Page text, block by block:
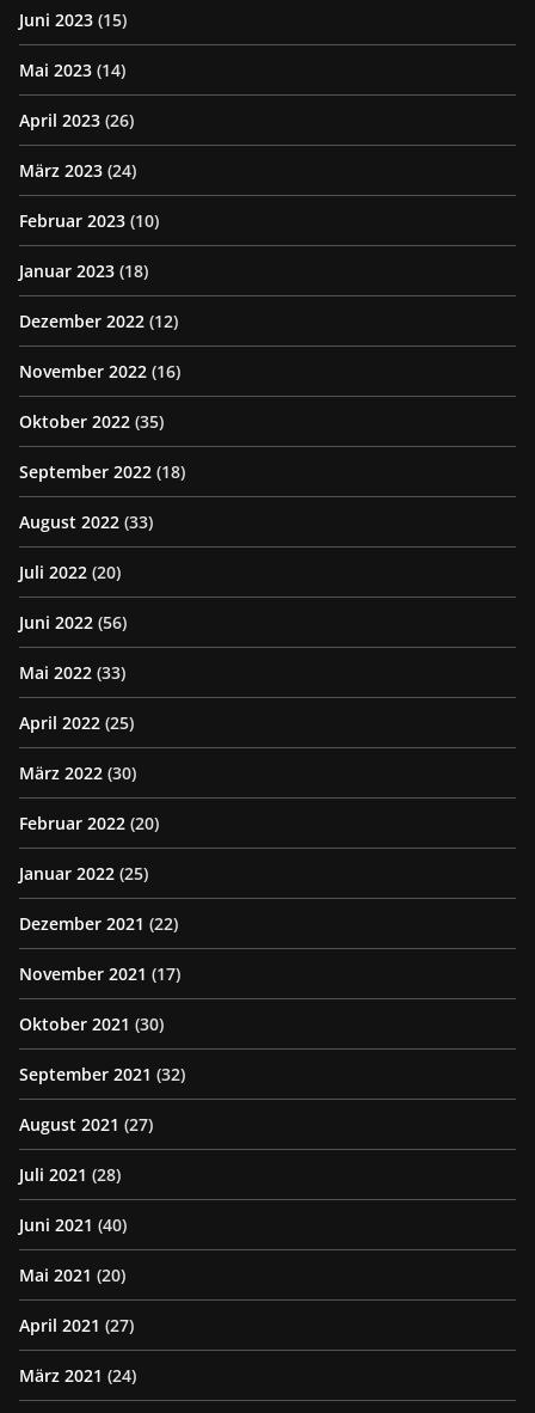
Juni 2023 (15)
Mai 2023 (14)
April 2023 (26)
März 2023 (24)
Februar 2023 (10)
Januar 2023 (18)
Dezember 2022 (12)
November 2022 (16)
Oktober 2022 (35)
September 2022 (18)
August 2022 (33)
Juli 2022 (20)
Juni 2022 (56)
Mai 2022 (33)
April 2022 (25)
März 2022 (30)
Februar 2022 (20)
Januar 2022 (25)
Dezember 2021 (22)
November 2021 (17)
Oktober 2021 (30)
September 2021 (32)
August 2021 (27)
Juli 2021 (28)
Juni 2021 (40)
Mai 2021 (20)
April 2021 (27)
März 2021 (24)